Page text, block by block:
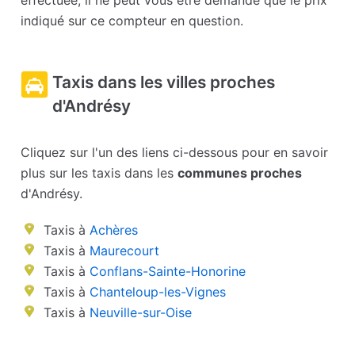
indiqué sur ce compteur en question.
Taxis dans les villes proches
d'Andrésy
Cliquez sur l'un des liens ci-dessous pour en savoir
plus sur les taxis dans lescommunes proches
d'Andrésy.
Taxis àAchères
Taxis à Maurecourt
Taxis à Conflans-Sainte-Honorine
Taxis à Chanteloup-les-Vignes
Taxis à Neuville-sur-Oise